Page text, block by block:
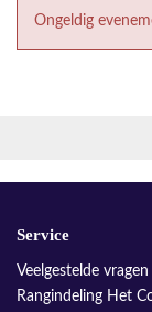
Ongeldig
Service
Veelgestelde vragen
Rangindeling Het